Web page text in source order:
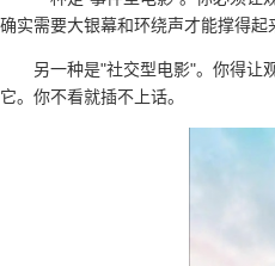
确实需要大银幕和环绕声才能撑得
另一种是"社交型电影"。你得让
它。你不看就插不上话。